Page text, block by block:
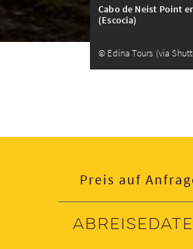
Cabo de Neist Point
(Escocia)
© Edina Tours (via
Preis auf